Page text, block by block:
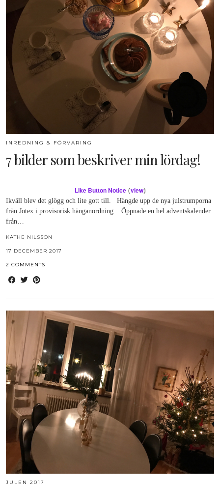
INREDNING & FÖRVARING
7 bilder som beskriver min lördag!
Like Button Notice(view)
Ikväll blev det glögg och lite gott till. Hängde upp de nya julstrumporna
från Jotex i provisorisk hänganordning. Öppnade en hel adventskalender
från…
KÄTHE NILSSON
17 DECEMBER 2017
2 COMMENTS
JULEN 2017